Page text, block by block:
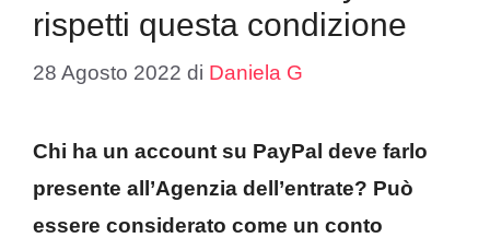
rispetti questa condizione
28 Agosto 2022 di Daniela G
Chi ha un account su PayPal deve farlo
presente all’Agenzia dell’entrate? Può
essere considerato come un conto